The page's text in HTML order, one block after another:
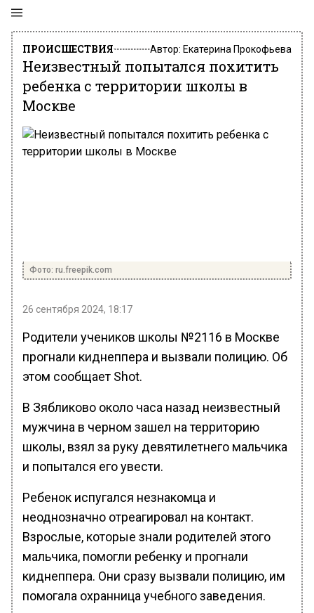
ПРОИСШЕСТВИЯ Автор: Екатерина Прокофьева
Неизвестный попытался похитить
ребенка с территории школы в
Москве
Фото: ru.freepik.com
26 сентября 2024, 18:17
Родители учеников школы №2116 в Москве
прогнали киднеппера и вызвали полицию. Об
этом сообщает Shot.
В Зябликово около часа назад неизвестный
мужчина в черном зашел на территорию
школы, взял за руку девятилетнего мальчика
и попытался его увести.
Ребенок испугался незнакомца и
неоднозначно отреагировал на контакт.
Взрослые, которые знали родителей этого
мальчика, помогли ребенку и прогнали
киднеппера. Они сразу вызвали полицию, им
помогала охранница учебного заведения.